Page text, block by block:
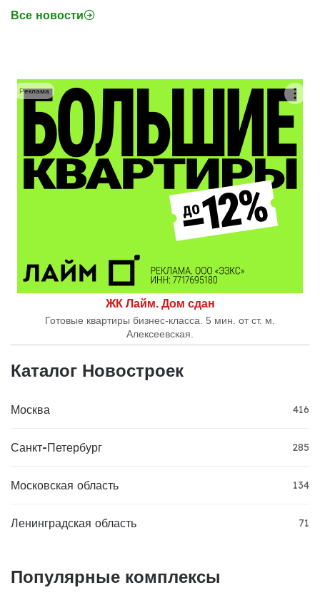
Все новости
ЖК Лайм. Дом сдан
Готовые квартиры бизнес-класса. 5 мин. от ст. м.
Алексеевская.
Реклама
Каталог Новостроек
Москва 416
Санкт-Петербург 285
Московская область 134
Ленинградская область 71
Популярные комплексы